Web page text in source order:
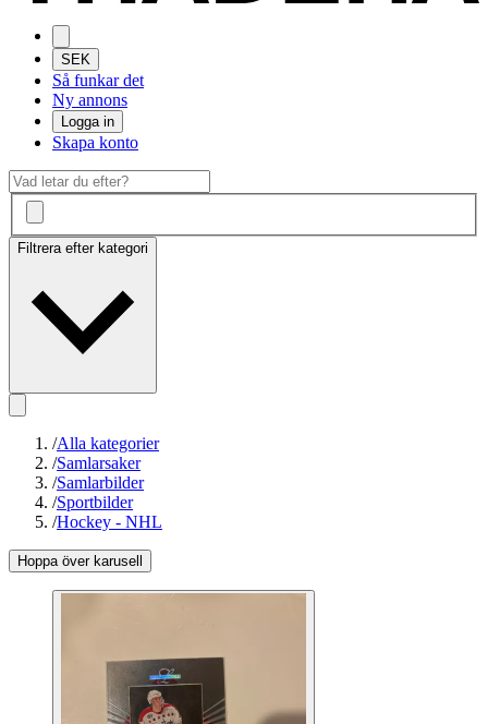
SEK
Så funkar det
Ny annons
Logga in
Skapa konto
Filtrera efter kategori
/Alla kategorier
/Samlarsaker
/Samlarbilder
/Sportbilder
/Hockey - NHL
Hoppa över karusell